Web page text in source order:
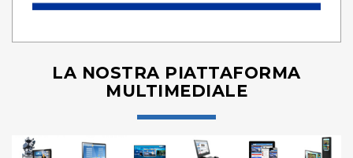
LA NOSTRA PIATTAFORMA
MULTIMEDIALE